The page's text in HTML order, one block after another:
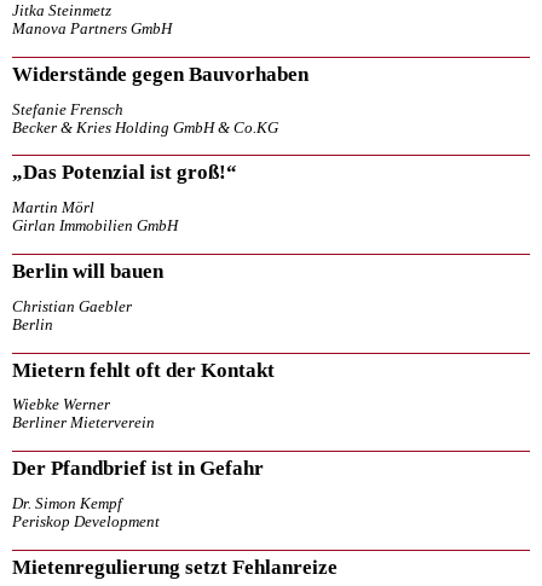
Jitka Steinmetz
Manova Partners GmbH
Widerstände gegen Bauvorhaben
Stefanie Frensch
Becker & Kries Holding GmbH & Co.KG
„Das Potenzial ist groß!“
Martin Mörl
Girlan Immobilien GmbH
Berlin will bauen
Christian Gaebler
Berlin
Mietern fehlt oft der Kontakt
Wiebke Werner
Berliner Mieterverein
Der Pfandbrief ist in Gefahr
Dr. Simon Kempf
Periskop Development
Mietenregulierung setzt Fehlanreize